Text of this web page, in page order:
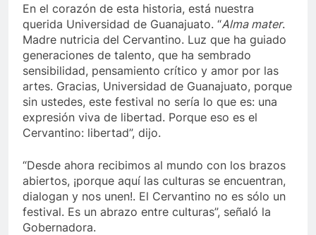
En el corazón de esta historia, está nuestra
querida Universidad de Guanajuato. “Alma mater.
Madre nutricia del Cervantino. Luz que ha guiado
generaciones de talento, que ha sembrado
sensibilidad, pensamiento crítico y amor por las
artes. Gracias, Universidad de Guanajuato, porque
sin ustedes, este festival no sería lo que es: una
expresión viva de libertad. Porque eso es el
Cervantino: libertad”, dijo.
“Desde ahora recibimos al mundo con los brazos
abiertos, ¡porque aquí las culturas se encuentran,
dialogan y nos unen!. El Cervantino no es sólo un
festival. Es un abrazo entre culturas”, señaló la
Gobernadora.